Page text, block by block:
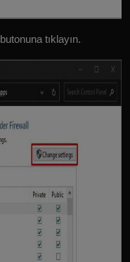
butonuna tıklayın.